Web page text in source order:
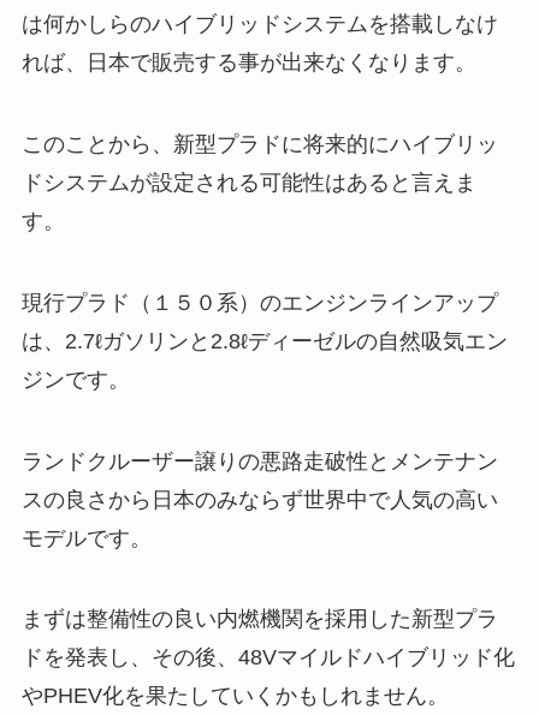
は何かしらのハイブリッドシステムを搭載しなけ
れば、日本で販売する事が出来なくなります。
このことから、新型プラドに将来的にハイブリッ
ドシステムが設定される可能性はあると言えま
す。
現行プラド（１５０系）のエンジンラインアップ
は、2.7ℓガソリンと2.8ℓディーゼルの自然吸気エン
ジンです。
ランドクルーザー譲りの悪路走破性とメンテナン
スの良さから日本のみならず世界中で人気の高い
モデルです。
まずは整備性の良い内燃機関を採用した新型プラ
ドを発表し、その後、48Vマイルドハイブリッド化
やPHEV化を果たしていくかもしれません。